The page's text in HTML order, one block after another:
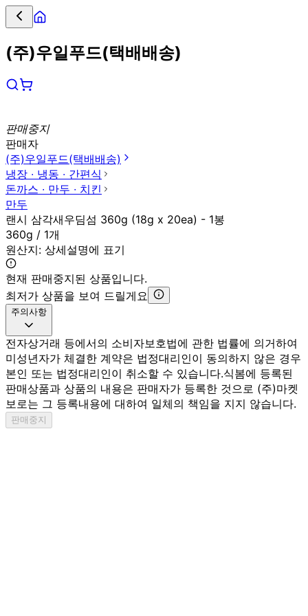
(주)우일푸드(택배배송)
판매중지
판매자
(주)우일푸드(택배배송)
냉장 ∙ 냉동 ∙ 간편식
돈까스 ∙ 만두 ∙ 치킨
만두
랜시 삼각새우딤섬 360g (18g x 20ea) - 1봉
360g / 1개
원산지: 상세설명에 표기
현재 판매중지된 상품입니다.
최저가 상품을 보여 드릴게요
주의사항
전자상거래 등에서의 소비자보호법에 관한 법률에 의거하여
미성년자가 체결한 계약은 법정대리인이 동의하지 않은 경우
본인 또는 법정대리인이 취소할 수 있습니다.식봄에 등록된
판매상품과 상품의 내용은 판매자가 등록한 것으로 (주)마켓
보로는 그 등록내용에 대하여 일체의 책임을 지지 않습니다.
판매중지